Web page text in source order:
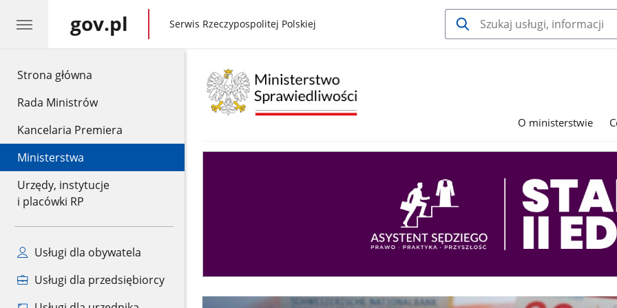
Strona główna
Rada Ministrów
Kancelaria Premiera
Ministerstwa
Urzędy, instytucje
i placówki RP
Usługi dla obywatela
Usługi dla przedsiębiorcy
gov.pl gov.pl
Serwis Rzeczypospolitej Polskiej
O ministerstwie